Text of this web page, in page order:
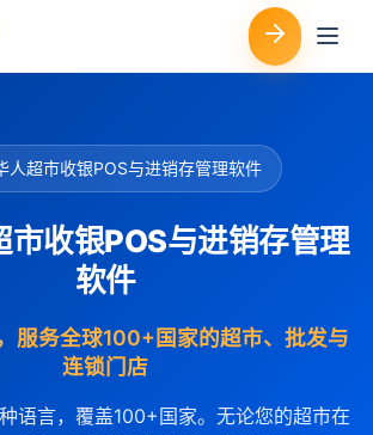
人超市收银POS与进销存管理软件
市收银POS与进销存管理
软件
服务全球100+国家的超市、批发与
连锁门店
语言，覆盖100+国家。无论您的超市在